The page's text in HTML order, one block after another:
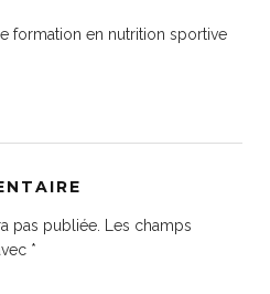
formation en nutrition sportive
pas publiée.
Les champs
*